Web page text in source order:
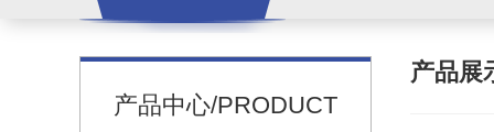
产品中心/PRODUCT
产品展